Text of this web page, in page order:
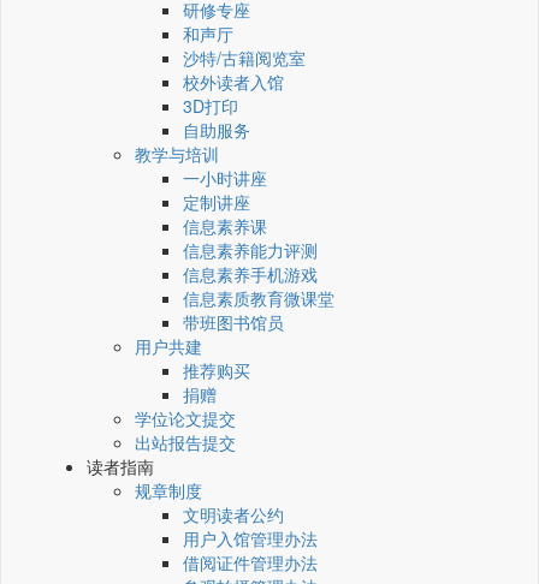
研修专座
和声厅
沙特/古籍阅览室
校外读者入馆
3D打印
自助服务
教学与培训
一小时讲座
定制讲座
信息素养课
信息素养能力评测
信息素养手机游戏
信息素质教育微课堂
带班图书馆员
用户共建
推荐购买
捐赠
学位论文提交
出站报告提交
读者指南
规章制度
文明读者公约
用户入馆管理办法
借阅证件管理办法